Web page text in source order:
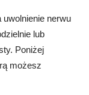
nerwu
lub
Poniżej
możesz